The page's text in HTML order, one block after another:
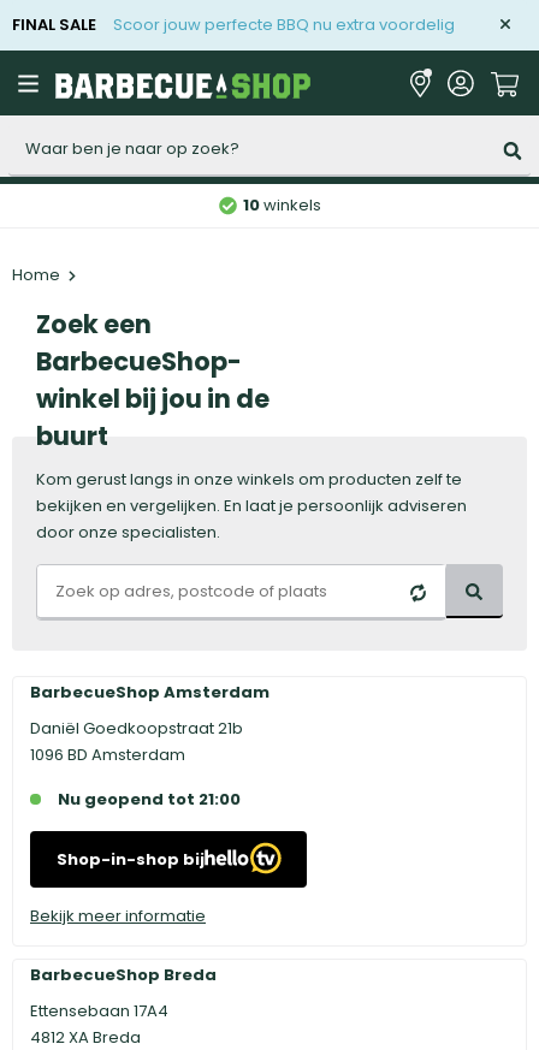
FINAL SALE Scoor jouw perfecte BBQ nu extra voordelig
10winkels
Home
Zoek een
BarbecueShop-
winkel bij jou in de
buurt
Kom gerust langs in onze winkels om producten zelf te
bekijken en vergelijken. En laat je persoonlijk adviseren
door onze specialisten.
BarbecueShop Amsterdam
Daniël Goedkoopstraat 21b
1096 BD Amsterdam
Nu geopend tot 21:00
Shop-in-shop bij
Bekijk meer informatie
BarbecueShop Breda
Ettensebaan 17A4
4812 XA Breda